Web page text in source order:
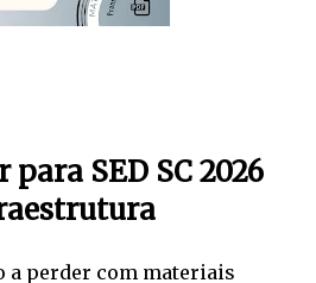
SED SC 2026
a perder com materiais